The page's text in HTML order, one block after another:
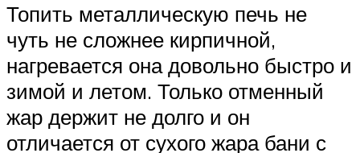
Топить металлическую печь не
чуть не сложнее кирпичной,
нагревается она довольно быстро и
зимой и летом. Только отменный
жар держит не долго и он
отличается от сухого жара бани с